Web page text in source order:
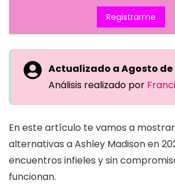
Registrarme
Actualizado a Agosto de
Análisis realizado por
En este artículo te vamos a
alternativas a Ashley Madison en
encuentros infieles y sin
funcionan.